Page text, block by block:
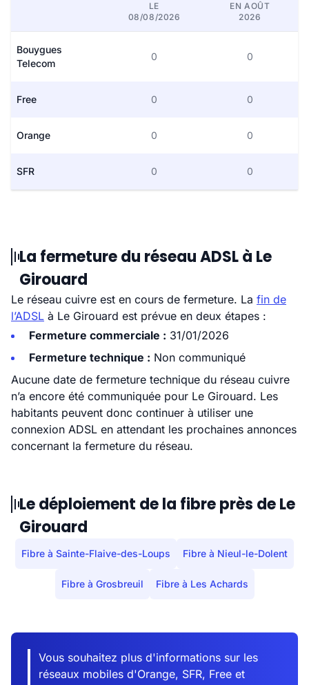
LE
08/08/2026
EN AOÛT
2026
Bouygues
Telecom
0 0
Free 0 0
Orange 0 0
SFR 0 0
La fermeture du réseau ADSL à Le
Girouard
Le réseau cuivre est en cours de fermeture. La fin de
l’ADSL à Le Girouard est prévue en deux étapes :
Fermeture commerciale : 31/01/2026
Fermeture technique : Non communiqué
Aucune date de fermeture technique du réseau cuivre
n’a encore été communiquée pour Le Girouard. Les
habitants peuvent donc continuer à utiliser une
connexion ADSL en attendant les prochaines annonces
concernant la fermeture du réseau.
Le déploiement de la fibre près de Le
Girouard
Fibre à Sainte-Flaive-des-Loups Fibre à Nieul-le-Dolent
Fibre à Grosbreuil Fibre à Les Achards
Vous souhaitez plus d'informations sur les
réseaux mobiles d'Orange, SFR, Free et